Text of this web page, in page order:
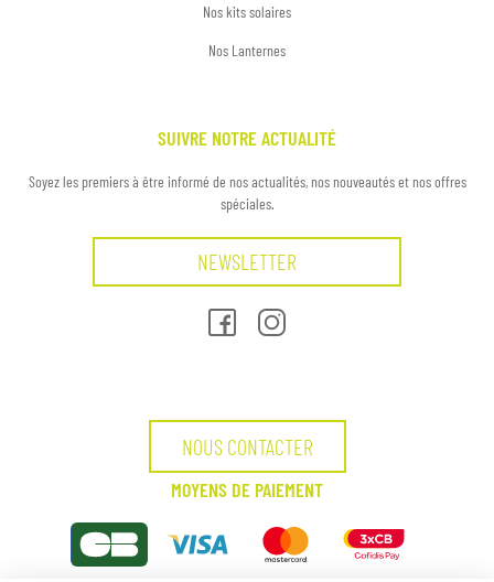
Nos kits solaires
Nos Lanternes
SUIVRE NOTRE ACTUALITÉ
Soyez les premiers à être informé de nos actualités, nos nouveautés et nos offres
spéciales.
NEWSLETTER
NOUS CONTACTER
MOYENS DE PAIEMENT